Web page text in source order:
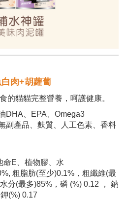
肉+胡蘿蔔
的貓貓完整營養，呵護健康。
DHA、EPA、Omega3
副產品、麩質、人工色素、香料
命E、植物膠、水
粗脂肪(至少)0.1%，粗纖維(最
分(最多)85%，磷 (%) 0.12 ， 鈉
(%) 0.17